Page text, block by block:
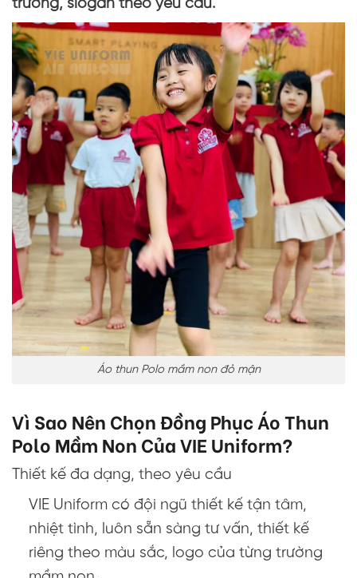
trường, slogan theo yêu cầu.
Áo thun Polo mầm non đỏ mận
Vì Sao Nên Chọn Đồng Phục Áo Thun
Polo Mầm Non Của VIE Uniform?
Thiết kế đa dạng, theo yêu cầu
VIE Uniform có đội ngũ thiết kế tận tâm,
nhiệt tình, luôn sẵn sàng tư vấn, thiết kế
riêng theo màu sắc, logo của từng trường